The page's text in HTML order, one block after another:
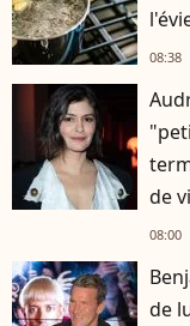
08:38
de
08:00
de